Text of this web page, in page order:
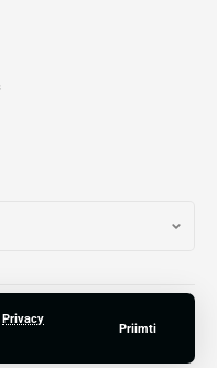
Privacy
Priimti
saugomos.366.lt priklausančią
kopijuoti, platinti, publikuoti